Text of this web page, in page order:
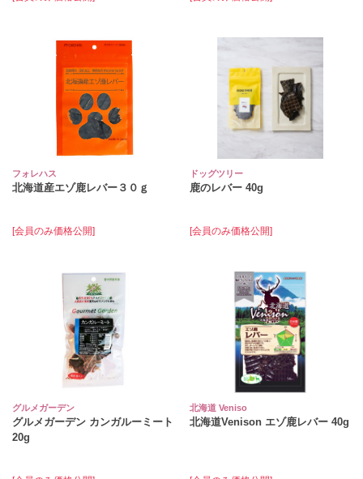
フォレハス
北海道産エゾ鹿レバー３０ｇ
[会員のみ価格公開]
ドッグツリー
鹿のレバー 40g
[会員のみ価格公開]
グルメガーデン
グルメガーデン カンガルーミート
20g
北海道 Veniso
北海道Venison エゾ鹿レバー 40g